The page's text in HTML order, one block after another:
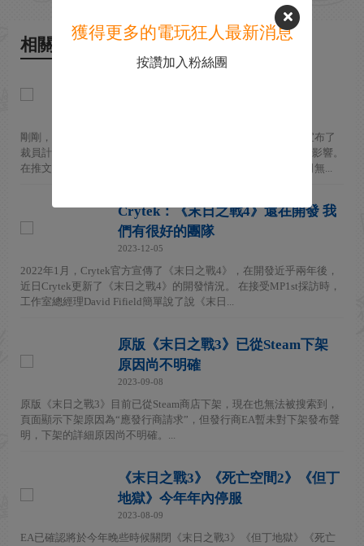
相關新聞
剛剛，《末日之戰》《獵殺：對決》德國開發商Crytek發推，宣布了
裁員計劃，計劃從400名員工中裁員15%，大約有60人將會受到影響。
在推文中，Crytek表示，雖然《獵殺：對決》正在成長，但公司無...
Crytek：《末日之戰4》還在開發 我
們有很好的團隊
2023-12-05
2022年1月，Crytek官方宣傳了《末日之戰4》，在開發近乎兩年後，
近日Crytek更新了《末日之戰4》的開發情況。 在接受MP1st採訪時，
工作室總經理David Fifield簡單說了說《末日...
原版《末日之戰3》已從Steam下架
原因尚不明確
2023-09-08
原版《末日之戰3》目前已從Steam商店下架，現在也無法被搜索到，
頁面顯示下架原因為“應發行商請求”，但發行商EA暫未對下架發布聲
明，下架的詳細原因尚不明確。...
《末日之戰3》《死亡空間2》《但丁
地獄》今年年內停服
2023-08-09
EA已確認將於今年晚些時候關閉《末日之戰3》《但丁地獄》《死亡
獲得更多的電玩狂人最新消息
按讚加入粉絲團